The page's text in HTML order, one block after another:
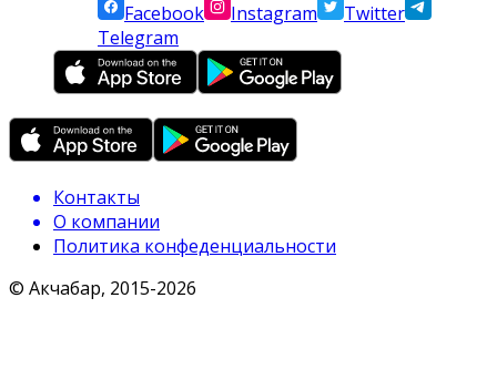
Facebook
Instagram
Twitter
Telegram
Контакты
О компании
Политика конфеденциальности
© Акчабар, 2015-2026